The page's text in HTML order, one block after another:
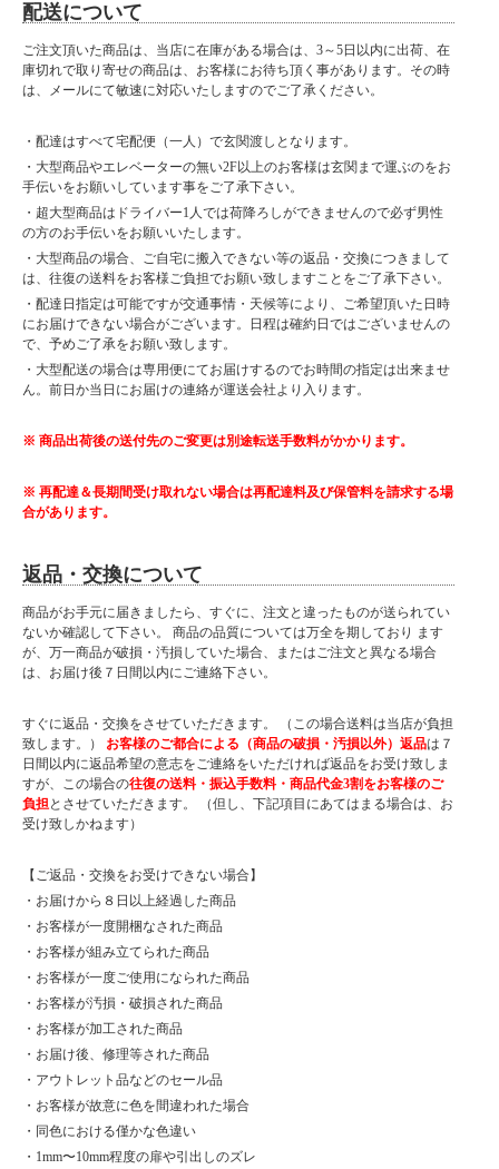
配送について
ご注文頂いた商品は、当店に在庫がある場合は、3～5日以内に出荷、在
庫切れで取り寄せの商品は、お客様にお待ち頂く事があります。その時
は、メールにて敏速に対応いたしますのでご了承ください。
・配達はすべて宅配便（一人）で玄関渡しとなります。
・大型商品やエレベーターの無い2F以上のお客様は玄関まで運ぶのをお
手伝いをお願いしています事をご了承下さい。
・超大型商品はドライバー1人では荷降ろしができませんので必ず男性
の方のお手伝いをお願いいたします。
・大型商品の場合、ご自宅に搬入できない等の返品・交換につきまして
は、往復の送料をお客様ご負担でお願い致しますことをご了承下さい。
・配達日指定は可能ですが交通事情・天候等により、ご希望頂いた日時
にお届けできない場合がございます。日程は確約日ではございませんの
で、予めご了承をお願い致します。
・大型配送の場合は専用便にてお届けするのでお時間の指定は出来ませ
ん。前日か当日にお届けの連絡が運送会社より入ります。
※ 商品出荷後の送付先のご変更は別途転送手数料がかかります。
※ 再配達＆長期間受け取れない場合は再配達料及び保管料を請求する場
合があります。
返品・交換について
商品がお手元に届きましたら、すぐに、注文と違ったものが送られてい
ないか確認して下さい。 商品の品質については万全を期しており ます
が、万一商品が破損・汚損していた場合、またはご注文と異なる場合
は、お届け後７日間以内にご連絡下さい。
すぐに返品・交換をさせていただきます。 （この場合送料は当店が負担
致します。） お客様のご都合による（商品の破損・汚損以外）返品は７
日間以内に返品希望の意志をご連絡をいただければ返品をお受け致しま
すが、この場合の往復の送料・振込手数料・商品代金3割をお客様のご
負担とさせていただきます。 （但し、下記項目にあてはまる場合は、お
受け致しかねます）
【ご返品・交換をお受けできない場合】
・お届けから８日以上経過した商品
・お客様が一度開梱なされた商品
・お客様が組み立てられた商品
・お客様が一度ご使用になられた商品
・お客様が汚損・破損された商品
・お客様が加工された商品
・お届け後、修理等された商品
・アウトレット品などのセール品
・お客様が故意に色を間違われた場合
・同色における僅かな色違い
・1mm〜10mm程度の扉や引出しのズレ